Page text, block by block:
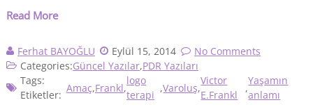
Read More
Ferhat BAYOĞLU Eylül 15, 2014
No Comments
Categories:Güncel Yazılar,PDR Yazıları
Tags:
Etiketler:
Amaç,Frankl,
logo
terapi
,Varoluş,
Victor
E.Frankl
,
Yaşamın
anlamı